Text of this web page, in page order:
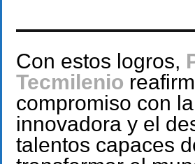
Con estos logros,
Tecmilenio
compromiso con
innovadora y el
talentos capaces